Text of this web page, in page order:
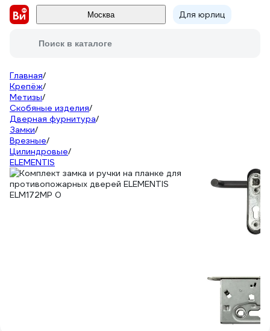
Москва Для юрлиц
Поиск в каталоге
Главная/
Крепёж/
Метизы/
Скобяные изделия/
Дверная фурнитура/
Замки/
Врезные/
Цилиндровые/
ELEMENTIS